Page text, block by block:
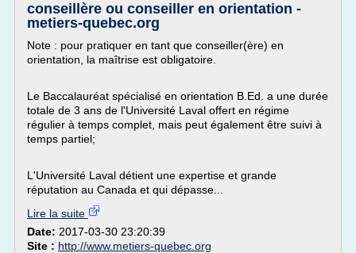
conseillère ou conseiller en orientation -
metiers-quebec.org
Note : pour pratiquer en tant que conseiller(ère) en
orientation, la maîtrise est obligatoire.
Le Baccalauréat spécialisé en orientation B.Ed. a une durée
totale de 3 ans de l'Université Laval offert en régime
régulier à temps complet, mais peut également être suivi à
temps partiel;
L'Université Laval détient une expertise et grande
réputation au Canada et qui dépasse...
Lire la suite
Date: 2017-03-30 23:20:39
Site : http://www.metiers-quebec.org